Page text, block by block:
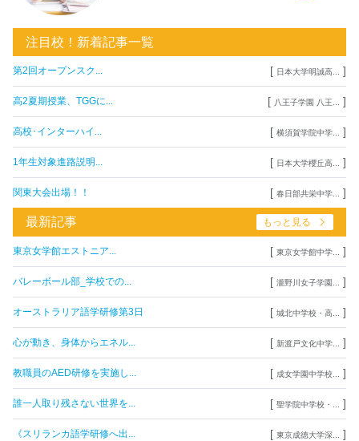
注目校！新着記事一覧
第2回オープンスク... [ 日本大学明誠高... ]
高2夏期授業、TGGに... [ 八王子学園 八王... ]
高校･インターハイ... [ 横須賀学院中学... ]
1年生対象進路説明... [ 日本大学櫻丘高... ]
関東大会出場！！ [ 春日部共栄中学... ]
最新記事 もっと見る
東京女学館エストニア... [ 東京女学館中学... ]
バレーボール部_学校での... [ 瀧野川女子学園... ]
オーストラリア語学研修第3日 [ 城北中学校・高... ]
心が動き、身体からエネル... [ 新渡戸文化中学... ]
教職員のAED研修を実施し... [ 成女学園中学校... ]
誰一人取り残さない世界を... [ 聖学院中学校・... ]
《スリランカ語学研修へ出... [ 東京成徳大学深... ]